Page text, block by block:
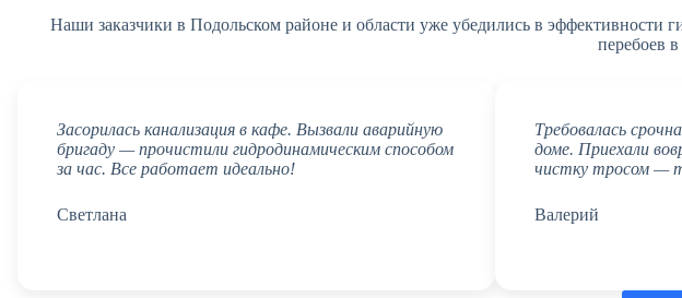
Наши заказчики в Подольском районе и области уже убедились в эффективности
перебоев
Засорилась канализация в кафе. Вызвали аварийную
бригаду — прочистили гидродинамическим способом
за час. Все работает идеально!
Светлана
Требовалась
доме. Приехали
чистку тросом —
Валерий